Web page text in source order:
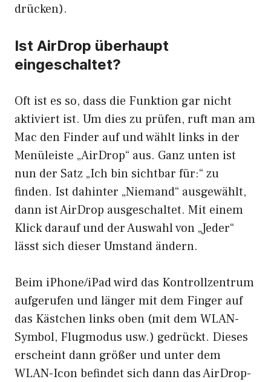
drücken).
Ist AirDrop überhaupt
eingeschaltet?
Oft ist es so, dass die Funktion gar nicht
aktiviert ist. Um dies zu prüfen, ruft man am
Mac den Finder auf und wählt links in der
Menüleiste „AirDrop“ aus. Ganz unten ist
nun der Satz „Ich bin sichtbar für:“ zu
finden. Ist dahinter „Niemand“ ausgewählt,
dann ist AirDrop ausgeschaltet. Mit einem
Klick darauf und der Auswahl von „Jeder“
lässt sich dieser Umstand ändern.
Beim iPhone/iPad wird das Kontrollzentrum
aufgerufen und länger mit dem Finger auf
das Kästchen links oben (mit dem WLAN-
Symbol, Flugmodus usw.) gedrückt. Dieses
erscheint dann größer und unter dem
WLAN-Icon befindet sich dann das AirDrop-